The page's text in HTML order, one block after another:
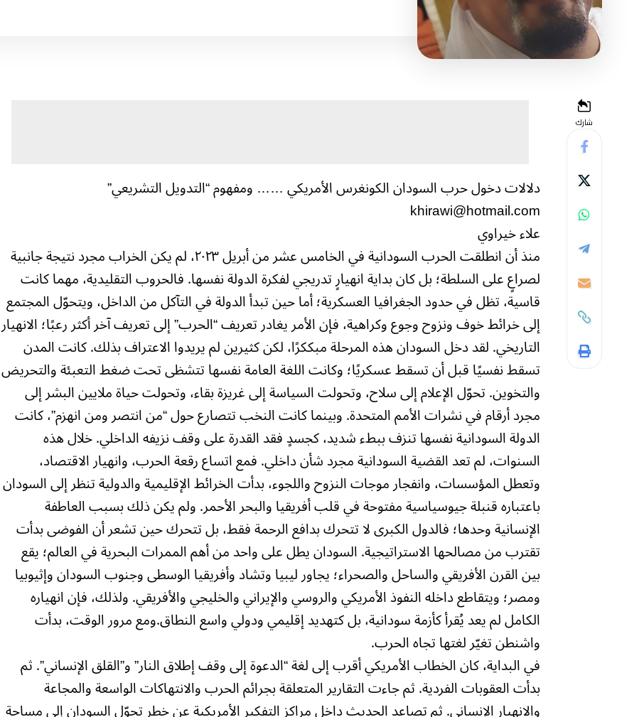
شارك
دلالات دخول حرب السودان الكونغرس الأمريكي …… ومفهوم “التدويل التشريعي”
khirawi@hotmail.com
علاء خيراوي
منذ أن انطلقت الحرب السودانية في الخامس عشر من أبريل ٢٠٢٣، لم يكن الخراب مجرد نتيجة جانبية
لصراعٍ على السلطة؛ بل كان بداية انهيارٍ تدريجي لفكرة الدولة نفسها. فالحروب التقليدية، مهما كانت
قاسية، تظل في حدود الجغرافيا العسكرية؛ أما حين تبدأ الدولة في التآكل من الداخل، ويتحوّل المجتمع
إلى خرائط خوف ونزوح وجوع وكراهية، فإن الأمر يغادر تعريف “الحرب” إلى تعريف آخر أكثر رعبًا؛ الانهيار
التاريخي. لقد دخل السودان هذه المرحلة مبككرًا، لكن كثيرين لم يريدوا الاعتراف بذلك. كانت المدن
تسقط نفسيًا قبل أن تسقط عسكريًا؛ وكانت اللغة العامة نفسها تتشظى تحت ضغط التعبئة والتحريض
والتخوين. تحوّل الإعلام إلى سلاح، وتحولت السياسة إلى غريزة بقاء، وتحولت حياة ملايين البشر إلى
مجرد أرقام في نشرات الأمم المتحدة. وبينما كانت النخب تتصارع حول “من انتصر ومن انهزم”، كانت
الدولة السودانية نفسها تنزف ببطء شديد، كجسدٍ فقد القدرة على وقف نزيفه الداخلي. خلال هذه
السنوات، لم تعد القضية السودانية مجرد شأن داخلي. فمع اتساع رقعة الحرب، وانهيار الاقتصاد،
وتعطل المؤسسات، وانفجار موجات النزوح واللجوء، بدأت الخرائط الإقليمية والدولية تنظر إلى السودان
باعتباره قنبلة جيوسياسية مفتوحة في قلب أفريقيا والبحر الأحمر. ولم يكن ذلك بسبب العاطفة
الإنسانية وحدها؛ فالدول الكبرى لا تتحرك بدافع الرحمة فقط، بل تتحرك حين تشعر أن الفوضى بدأت
تقترب من مصالحها الاستراتيجية. السودان يطل على واحد من أهم الممرات البحرية في العالم؛ يقع
بين القرن الأفريقي والساحل والصحراء؛ يجاور ليبيا وتشاد وأفريقيا الوسطى وجنوب السودان وإثيوبيا
ومصر؛ ويتقاطع داخله النفوذ الأمريكي والروسي والإيراني والخليجي والأفريقي. ولذلك، فإن انهياره
الكامل لم يعد يُقرأ كأزمة سودانية، بل كتهديد إقليمي ودولي واسع النطاق.ومع مرور الوقت، بدأت
واشنطن تغيّر لغتها تجاه الحرب.
في البداية، كان الخطاب الأمريكي أقرب إلى لغة “الدعوة إلى وقف إطلاق النار” و”القلق الإنساني”. ثم
بدأت العقوبات الفردية. ثم جاءت التقارير المتعلقة بجرائم الحرب والانتهاكات الواسعة والمجاعة